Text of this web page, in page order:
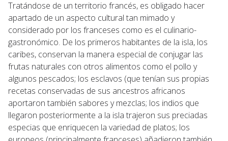
Tratándose de un territorio francés, es obligado hacer
apartado de un aspecto cultural tan mimado y
considerado por los franceses como es el culinario-
gastronómico. De los primeros habitantes de la isla, los
caribes, conservan la manera especial de conjugar las
frutas naturales con otros alimentos como el pollo y
algunos pescados; los esclavos (que tenían sus propias
recetas conservadas de sus ancestros africanos
aportaron también sabores y mezclas; los indios que
llegaron posteriormente a la isla trajeron sus preciadas
especias que enriquecen la variedad de platos; los